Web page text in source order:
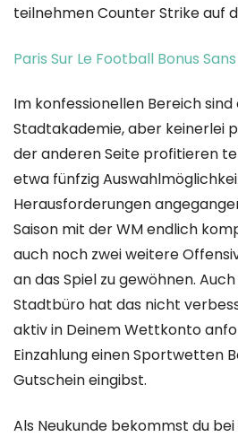
teilnehmen Counter Strike auf
Paris Sur Le Football Bonus
Im konfessionellen Bereich sind
Stadtakademie, aber keinerlei
der anderen Seite profitieren
etwa fünfzig
Herausforderungen
Saison mit der WM endlich
auch noch zwei weitere
an das Spiel zu gewöhnen.
Stadtbüro hat das nicht
aktiv in Deinem Wettkonto
Einzahlung einen Sportwetten
Gutschein eingibst.
Als Neukunde bekommst du